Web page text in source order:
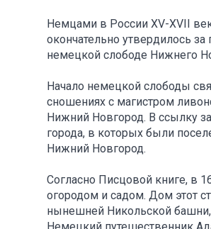
Немцами в России XV-XVII
окончательно утвердилось
немецкой слободе Нижнего
Начало немецкой слободы
сношениях с магистром
Нижний Новгород. В ссылку
города, в которых были
Нижний Новгород.
Согласно Писцовой книге, в
огородом и садом. Дом этот
нынешней Никольской башни,